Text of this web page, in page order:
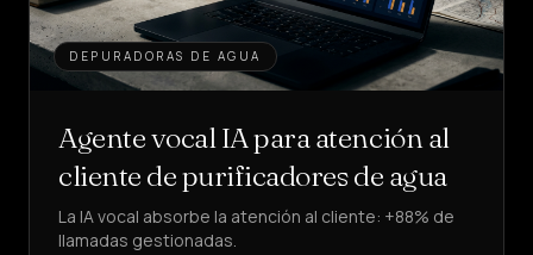
DEPURADORAS DE AGUA
Agente vocal IA para atención al
cliente de purificadores de agua
La IA vocal absorbe la atención al cliente: +88% de
llamadas gestionadas.